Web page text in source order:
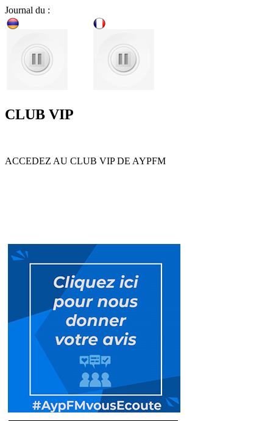
Journal du :
CLUB VIP
ACCEDEZ AU CLUB VIP DE AYPFM